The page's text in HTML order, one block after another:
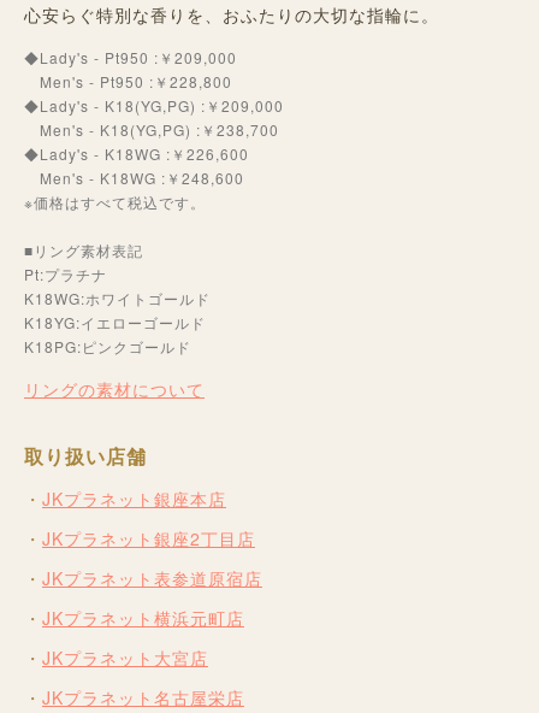
心安らぐ特別な香りを、おふたりの大切な指輪に。
◆Lady's - Pt950 :￥209,000
Men's - Pt950 :￥228,800
◆Lady's - K18(YG,PG) :￥209,000
Men's - K18(YG,PG) :￥238,700
◆Lady's - K18WG :￥226,600
Men's - K18WG :￥248,600
※価格はすべて税込です。
■リング素材表記
Pt:プラチナ
K18WG:ホワイトゴールド
K18YG:イエローゴールド
K18PG:ピンクゴールド
リングの素材について
取り扱い店舗
JKプラネット銀座本店
JKプラネット銀座2丁目店
JKプラネット表参道原宿店
JKプラネット横浜元町店
JKプラネット大宮店
JKプラネット名古屋栄店